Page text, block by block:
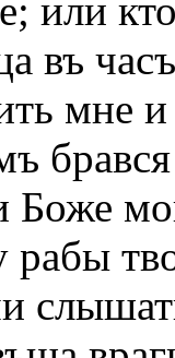
или
въ
мне
Боже
рабы